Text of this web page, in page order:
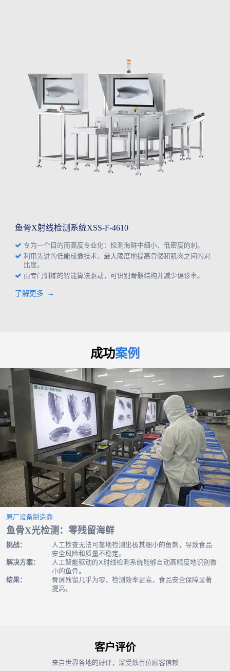
鱼骨X射线检测系统XSS-F-4610
专为一个目的而高度专业化：检测海鲜中细小、低密度的刺。
利用先进的低能成像技术，最大限度地提高骨骼和肌肉之间的对
比度。
由专门训练的智能算法驱动，可识别骨骼结构并减少误诊率。
了解更多
成功案例
原厂设备制造商
用于休闲食品安全的包装食品X射线检测系统
挑战：
一家零食生产商面临产品中含有隐藏污染物（玻璃、硬
塑料、骨头碎片）的风险，可能导致产品召回和品牌受
损。
他们部署了 XSS-4016 X 射线检测系统，该系统能够检
测小至 0.2 毫米的异物，具有高吞吐量和低误剔率。
几乎检测不到污染物，操作更顺畅，食品安全更有保
客户评价
来自世界各地的好评，深受数百位顾客信赖